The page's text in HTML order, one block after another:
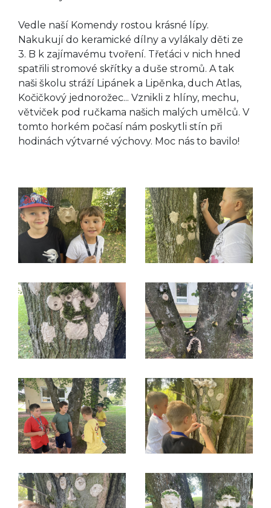
Vedle naší Komendy rostou krásné lípy.
Nakukují do keramické dílny a vylákaly děti ze
3. B k zajímavému tvoření. Třeťáci v nich hned
spatřili stromové skřítky a duše stromů. A tak
naši školu stráží Lipánek a Lipěnka, duch Atlas,
Kočičkový jednorožec... Vznikli z hlíny, mechu,
větviček pod ručkama našich malých umělců. V
tomto horkém počasí nám poskytli stín při
hodinách výtvarné výchovy. Moc nás to bavilo!